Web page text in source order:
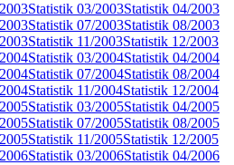
Statistik 03/2003Statistik 04/2003
Statistik 07/2003Statistik 08/2003
Statistik 11/2003Statistik 12/2003
Statistik 03/2004Statistik 04/2004
Statistik 07/2004Statistik 08/2004
Statistik 11/2004Statistik 12/2004
Statistik 03/2005Statistik 04/2005
Statistik 07/2005Statistik 08/2005
Statistik 11/2005Statistik 12/2005
Statistik 03/2006Statistik 04/2006